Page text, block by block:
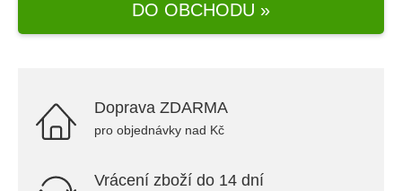
DO OBCHODU »
Doprava ZDARMA
pro objednávky nad Kč
Vrácení zboží do 14 dní